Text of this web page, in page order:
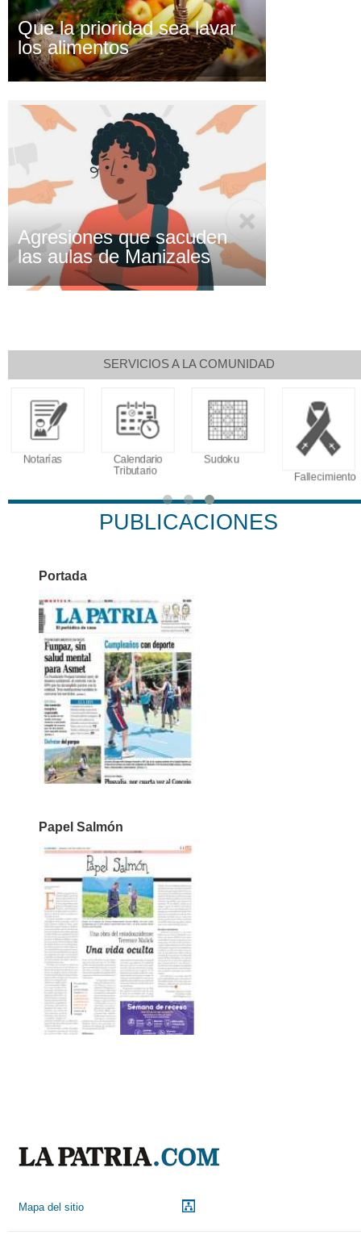
Que la prioridad sea lavar
los alimentos
Agresiones que sacuden
las aulas de Manizales
SERVICIOS A LA COMUNIDAD
Notarías
Calendario
Tributario
Sudoku
Fallecimiento
PUBLICACIONES
Portada
Papel Salmón
Mapa del sitio